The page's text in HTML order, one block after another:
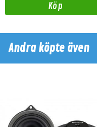
Köp
Andra köpte även